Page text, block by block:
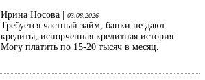
Ирина Носова | 03.08.2026
Требуется частный займ, банки не дают
кредиты, испорченная кредитная история.
Могу платить по 15-20 тысяч в месяц.